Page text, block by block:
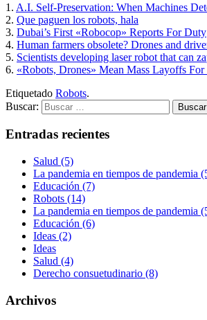
1. A.I. Self-Preservation: When Machines
2. Que paguen los robots, hala
3. Dubai’s First «Robocop» Reports For Duty
4. Human farmers obsolete? Drones and
5. Scientists developing laser robot that can
6. «Robots, Drones» Mean Mass Layoffs
Etiquetado Robots.
Buscar:
Entradas recientes
Salud (5)
La pandemia en tiempos de pandemia
Educación (7)
Robots (14)
La pandemia en tiempos de pandemia
Educación (6)
Ideas (2)
Ideas
Salud (4)
Derecho consuetudinario (8)
Archivos